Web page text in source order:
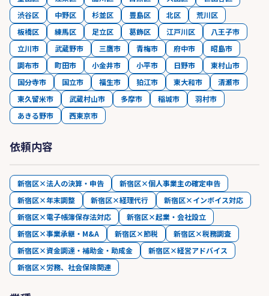
渋谷区
中野区 杉並区 豊島区 北区
荒川区
板橋区
練馬区 足立区 葛飾区 江戸川区
八王子市
立川市
武蔵野市 三鷹市 青梅市 府中市
昭島市
調布市
町田市 小金井市 小平市 日野市
東村山市
国分寺市
国立市 福生市 狛江市 東大和市
清瀬市
東久留米市
武蔵村山市 多摩市 稲城市
羽村市
あきる野市
西東京市
依頼内容
新宿区×法人の決算・申告
新宿区×個人事業主の確定申告
新宿区×年末調整
新宿区×経理代行
新宿区×インボイス対応
新宿区×電子帳簿保存法対応
新宿区×起業・会社設立
新宿区×事業承継・M&A
新宿区×節税
新宿区×税務調査
新宿区×資金調達・補助金・助成金
新宿区×経営アドバイス
新宿区×労務、社会保険関連